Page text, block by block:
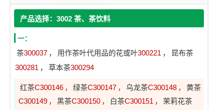
产品选择：3002 茶、茶饮料
一：
茶300037 ， 用作茶叶代用品的花或叶300221 ，
昆布茶
300281 ， 草本茶300294
红茶C300146 ， 绿茶C300147 ， 乌龙茶C300148 ，
黄茶
C300149 ， 黑茶C300150 ， 白茶C300151 ，
茉莉花茶